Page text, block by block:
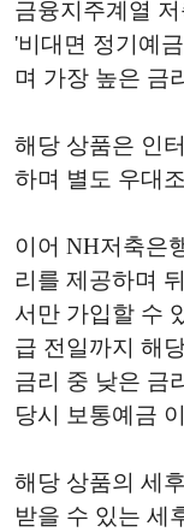
금융지주계열
'비대면 정기예
며 가장 높은 금
해당 상품은 인
하며 별도 우대
이어 NH저축은
리를 제공하며
서만 가입할 수
급 전일까지 해
금리 중 낮은 금
당시 보통예금
해당 상품의 세
받을 수 있는 세